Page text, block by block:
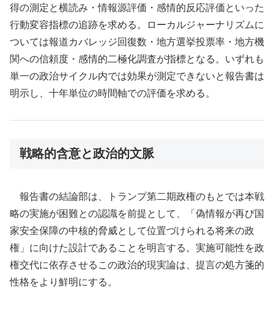
得の測定と横読み・情報源評価・感情的反応評価といった
行動変容指標の追跡を求める。ローカルジャーナリズムに
ついては報道カバレッジ回復数・地方選挙投票率・地方機
関への信頼度・感情的二極化調査が指標となる。いずれも
単一の政治サイクル内では効果が測定できないと報告書は
明示し、十年単位の時間軸での評価を求める。
戦略的含意と政治的文脈
報告書の結論部は、トランプ第二期政権のもとでは本戦
略の実施が困難との認識を前提として、「偽情報が再び国
家安全保障の中核的脅威として位置づけられる将来の政
権」に向けた設計であることを明言する。実施可能性を政
権交代に依存させるこの政治的現実論は、提言の処方箋的
性格をより鮮明にする。